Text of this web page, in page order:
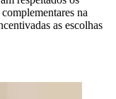
na
as escolhas